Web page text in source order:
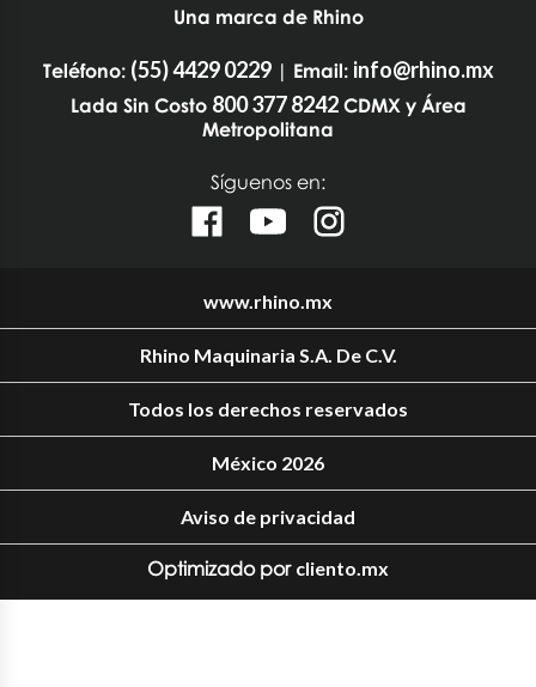
Una marca de Rhino
Teléfono: (55) 4429 0229| Email: info@rhino.mx
Lada Sin Costo 800 377 8242CDMX y Área
Metropolitana
Síguenos en:
www.rhino.mx
Rhino Maquinaria S.A. De C.V.
Todos los derechos reservados
México 2026
Aviso de privacidad
Optimizado por cliento.mx